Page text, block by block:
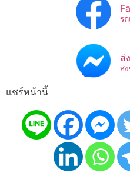
ร
ส่
ส่
แชร์หน้านี้